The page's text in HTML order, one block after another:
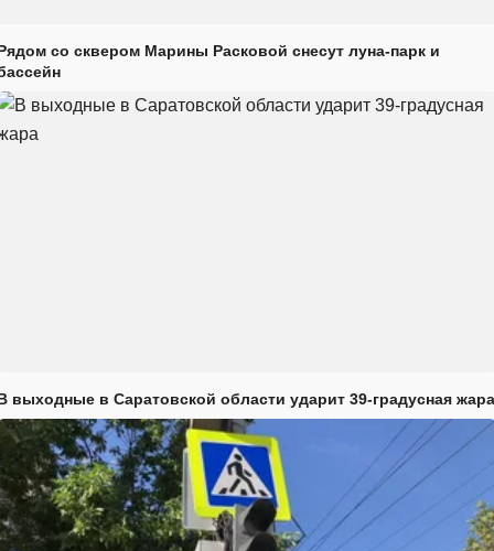
со сквером Марины Расковой снесут луна-парк и
выходные в Саратовской области ударит 39-градусная жара